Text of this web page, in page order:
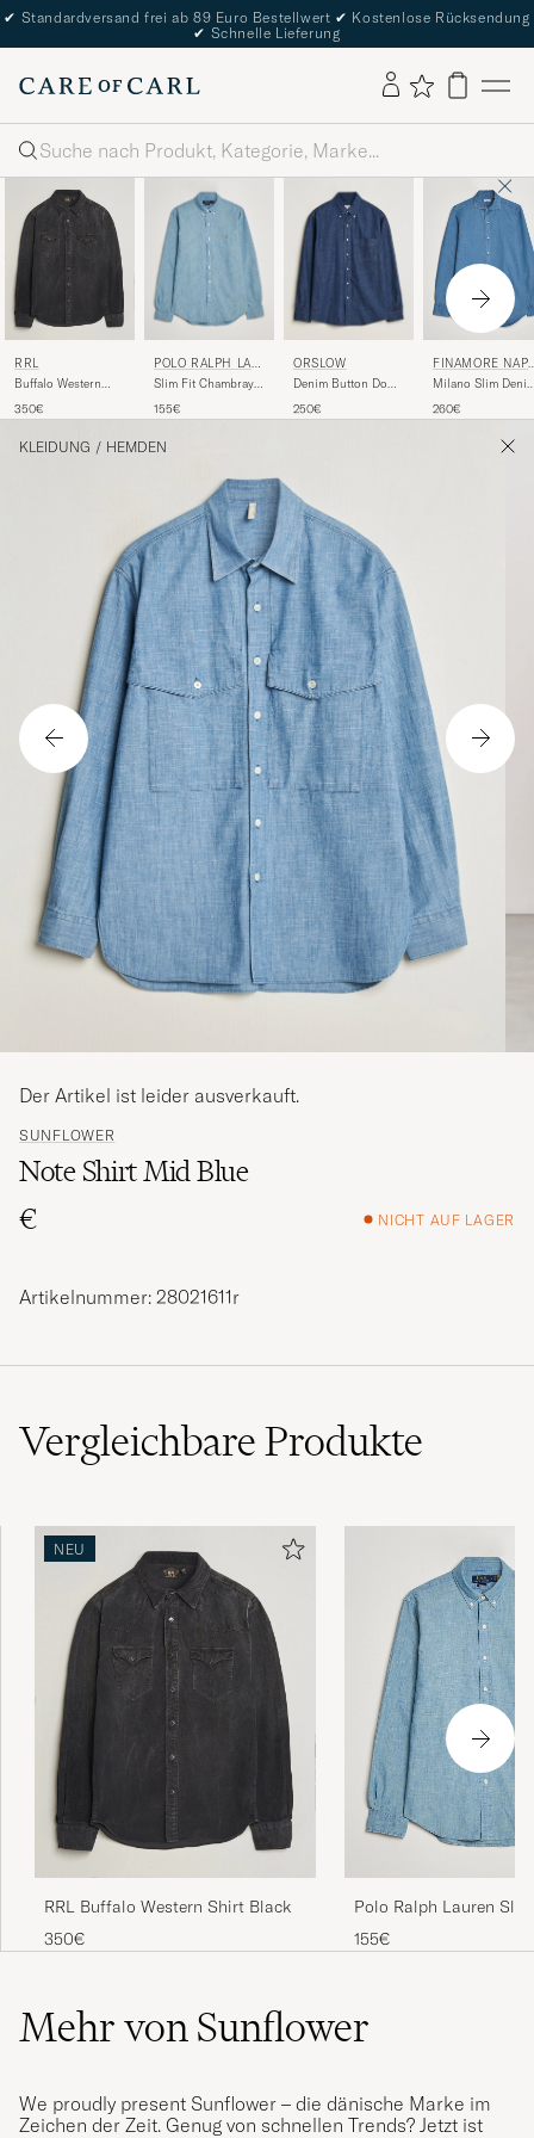
✔ Standardversand frei ab 89 Euro Bestellwert ✔ Kostenlose Rücksendung
✔ Schnelle Lieferung
Suche
RRL
Buffalo Western
350€
POLO RALPH LAU
REN
Slim Fit Chambray
155€
ORSLOW
Denim Button Down
250€
FINAMORE
LI
Milano Slim
260€
KLEIDUNG / HEMDEN
SUNFLOWER
Note Shirt Mid Blue
€
NICHT AUF LAGER
Der Artikel ist leider ausverkauft.
Artikelnummer: 28021611r
VergleichbareProdukte
NEU
RRL Buffalo Western Shirt Black
350€
Polo Ralph Lauren
Chambray Shirt
155€
Mehr von Sunflower
We proudly present Sunflower – die dänische Marke im
Zeichen der Zeit. Genug von schnellen Trends? Jetzt ist